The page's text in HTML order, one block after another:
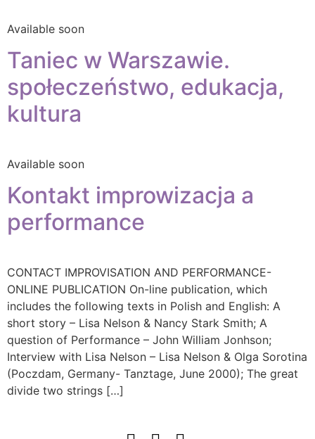
Available soon
Taniec w Warszawie.
społeczeństwo, edukacja,
kultura
Available soon
Kontakt improwizacja a
performance
CONTACT IMPROVISATION AND PERFORMANCE-
ONLINE PUBLICATION On-line publication, which
includes the following texts in Polish and English: A
short story – Lisa Nelson & Nancy Stark Smith; A
question of Performance – John William Jonhson;
Interview with Lisa Nelson – Lisa Nelson & Olga Sorotina
(Poczdam, Germany- Tanztage, June 2000); The great
divide two strings […]